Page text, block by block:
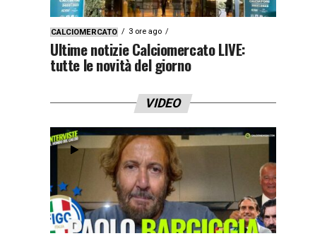
CALCIOMERCATO 3 ore ago
Ultime notizie Calciomercato LIVE:
tutte le novità del giorno
VIDEO